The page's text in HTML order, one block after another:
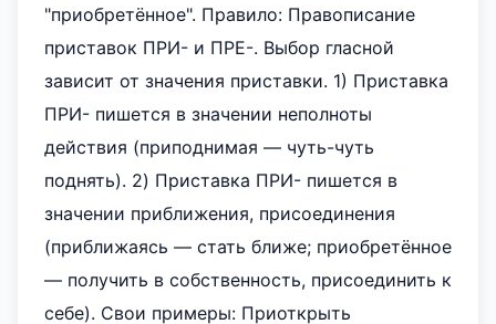
"приобретённое". Правило: Правописание
приставок ПРИ- и ПРЕ-. Выбор гласной
зависит от значения приставки. 1) Приставка
ПРИ- пишется в значении неполноты
действия (приподнимая — чуть-чуть
поднять). 2) Приставка ПРИ- пишется в
значении приближения, присоединения
(приближаясь — стать ближе; приобретённое
— получить в собственность, присоединить к
себе). Свои примеры: Приоткрыть